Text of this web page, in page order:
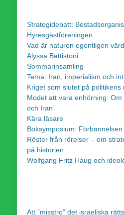
Strategidebatt:
Hyresgästföreningen
Vad är naturen egentligen
Alyssa Battistoni
Sommarinsamling
Tema: Iran, imperialism och
Kriget som slutet på politikens
Modet att vara enhörning:
och Iran
Kära läsare
Boksymposium: Förbannelsen
Röster från rörelser – om
på historien
Wolfgang Fritz Haug och
Att ”misstro” det israeliska